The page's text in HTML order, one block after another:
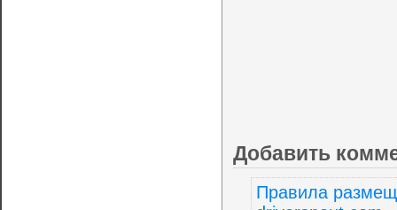
Добавить
Правила